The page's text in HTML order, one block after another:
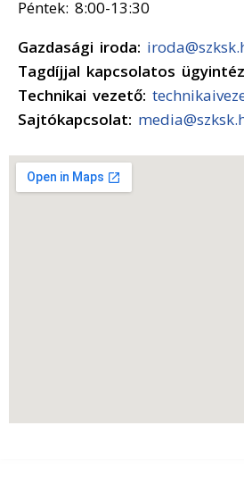
Péntek: 8:00-13:30
Gazdasági iroda:
Tagdíjjal kapcsolatos
Technikai vezető:
Sajtókapcsolat: